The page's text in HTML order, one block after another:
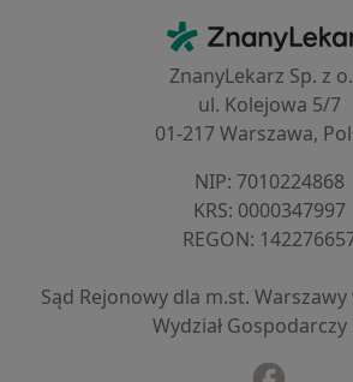
ZnanyLekarz Sp. z
ul. Kolejowa 5/7
01-217 Warszawa,
NIP: ⁠7010224868
KRS: ⁠0000347997
REGON:
Sąd Rejonowy dla m.st.
Wydział Gospodarczy